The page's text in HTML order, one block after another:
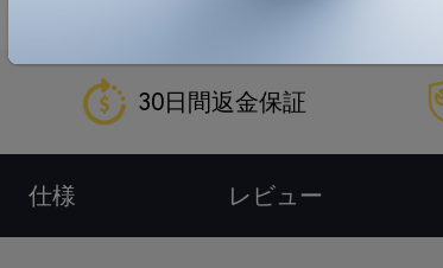
30日間返金保証
仕様 レビュー